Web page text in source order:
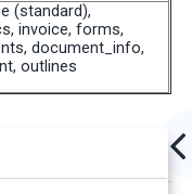
(standard),
invoice, forms,
document_info,
outlines